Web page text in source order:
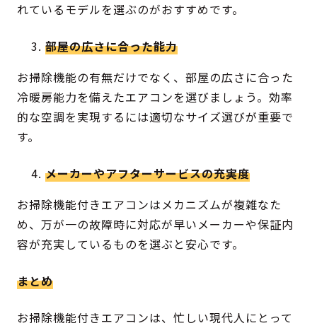
れているモデルを選ぶのがおすすめです。
部屋の広さに合った能力
お掃除機能の有無だけでなく、部屋の広さに合った
冷暖房能力を備えたエアコンを選びましょう。効率
的な空調を実現するには適切なサイズ選びが重要で
す。
メーカーやアフターサービスの充実度
お掃除機能付きエアコンはメカニズムが複雑なた
め、万が一の故障時に対応が早いメーカーや保証内
容が充実しているものを選ぶと安心です。
まとめ
お掃除機能付きエアコンは、忙しい現代人にとって